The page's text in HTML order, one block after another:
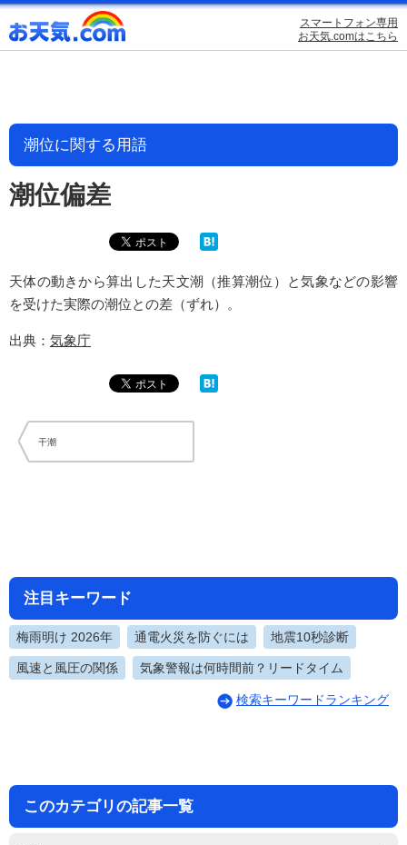
スマートフォン専用
お天気.comはこちら
潮位に関する用語
潮位偏差
天体の動きから算出した天文潮（推算潮位）と気象などの影響
を受けた実際の潮位との差（ずれ）。
出典： 気象庁
干潮
注目キーワード
梅雨明け 2026年 通電火災を防ぐには 地震10秒診断
風速と風圧の関係 気象警報は何時間前？リードタイム
検索キーワードランキング
このカテゴリの記事一覧